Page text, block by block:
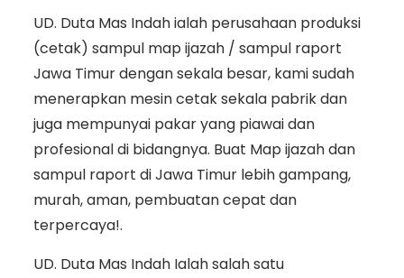
UD. Duta Mas Indah ialah perusahaan produksi
(cetak) sampul map ijazah / sampul raport
Jawa Timur dengan sekala besar, kami sudah
menerapkan mesin cetak sekala pabrik dan
juga mempunyai pakar yang piawai dan
profesional di bidangnya. Buat Map ijazah dan
sampul raport di Jawa Timur lebih gampang,
murah, aman, pembuatan cepat dan
terpercaya!.
UD. Duta Mas Indah Ialah salah satu